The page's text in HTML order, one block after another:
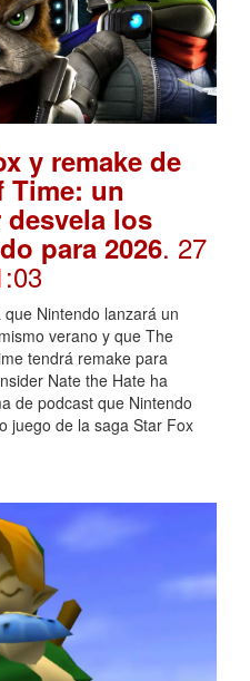
y remake de
Time: un
los
para 2026. 27
Nintendo lanzará un
verano y que The
tendrá remake para
Nate the Hate ha
de podcast que Nintendo
juego de la saga Star Fox